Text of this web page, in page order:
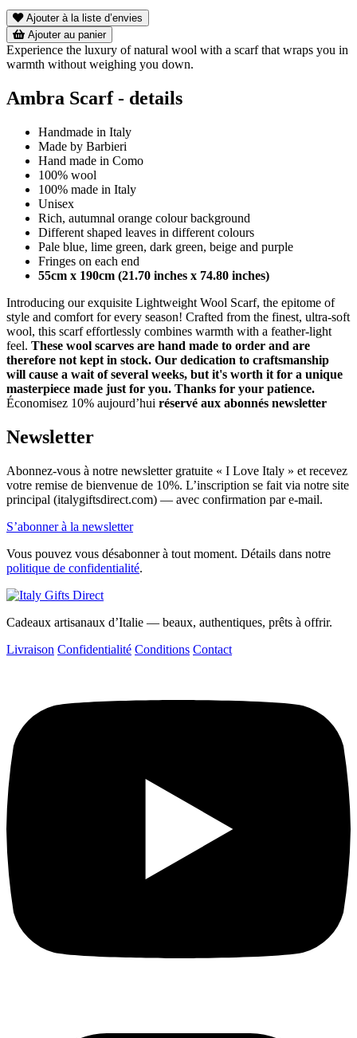
Ajouter à la liste d’envies
Ajouter au panier
Experience the luxury of natural wool with a scarf that wraps you in
warmth without weighing you down.
Ambra Scarf - details
Handmade in Italy
Made by Barbieri
Hand made in Como
100% wool
100% made in Italy
Unisex
Rich, autumnal orange colour background
Different shaped leaves in different colours
Pale blue, lime green, dark green, beige and purple
Fringes on each end
55cm x 190cm (21.70 inches x 74.80 inches)
Introducing our exquisite Lightweight Wool Scarf, the epitome of
style and comfort for every season! Crafted from the finest, ultra-soft
wool, this scarf effortlessly combines warmth with a feather-light
feel. These wool scarves are hand made to order and are
therefore not kept in stock. Our dedication to craftsmanship
will cause a wait of several weeks, but it's worth it for a unique
masterpiece made just for you. Thanks for your patience.
Économisez 10% aujourd’hui réservé aux abonnés newsletter
Newsletter
Abonnez-vous à notre newsletter gratuite « I Love Italy » et recevez
votre remise de bienvenue de 10%. L’inscription se fait via notre site
principal (italygiftsdirect.com) — avec confirmation par e-mail.
S’abonner à la newsletter
Vous pouvez vous désabonner à tout moment. Détails dans notre
politique de confidentialité.
Cadeaux artisanaux d’Italie — beaux, authentiques, prêts à offrir.
Livraison Confidentialité Conditions Contact